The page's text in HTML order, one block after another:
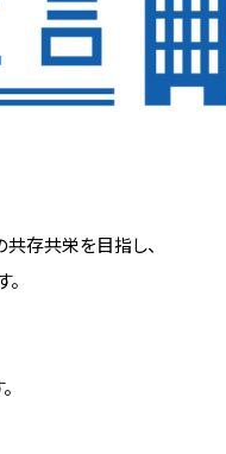
存共栄を目指し、